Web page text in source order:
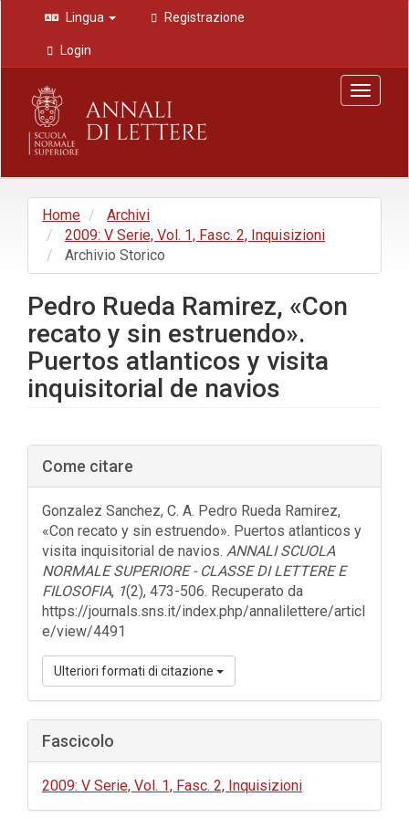
Navigazione
principale
Contenuto
principale
Barra
laterale
Lingua Registrazione
Login
Toggle
Home
Archivi
2009: V Serie, Vol. 1, Fasc. 2, Inquisizioni
Archivio Storico
Pedro Rueda Ramirez, «Con
recato y sin estruendo».
Puertos atlanticos y visita
inquisitorial de navios
Barra
laterale
dell'articolo
Come citare
Gonzalez Sanchez, C. A. Pedro Rueda Ramirez,
«Con recato y sin estruendo». Puertos atlanticos y
visita inquisitorial de navios. ANNALI SCUOLA
NORMALE SUPERIORE - CLASSE DI LETTERE E
FILOSOFIA, 1(2), 473-506. Recuperato da
https://journals.sns.it/index.php/annalilettere/articl
e/view/4491
Ulteriori formati di citazione
Fascicolo
2009: V Serie, Vol. 1, Fasc. 2, Inquisizioni